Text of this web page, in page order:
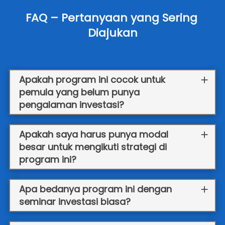
FAQ – Pertanyaan yang Sering
Diajukan
Apakah program ini cocok untuk
pemula yang belum punya
pengalaman investasi?
Apakah saya harus punya modal
besar untuk mengikuti strategi di
program ini?
Apa bedanya program ini dengan
seminar investasi biasa?